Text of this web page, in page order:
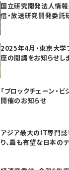
国立研究開発法人情
信・放送研究開発委
2025年4月・東京大学
座の開講をお知らせし
「ブロックチェーン・
開催のお知らせ
アジア最大のIT専門
り、最も有望な日本の